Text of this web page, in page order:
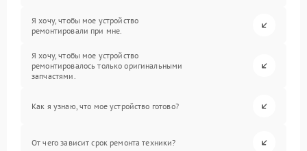
Я хочу, чтобы мое устройство
ремонтировали при мне.
Я хочу, чтобы мое устройство
ремонтировалось только оригинальными
запчастями.
Как я узнаю, что мое устройство готово?
От чего зависит срок ремонта техники?